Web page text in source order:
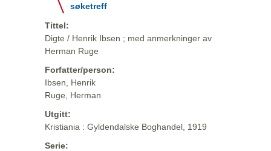
søketreff
Tittel:
Digte / Henrik Ibsen ; med anmerkninger av
Herman Ruge
Forfatter/person:
Ibsen, Henrik
Ruge, Herman
Utgitt:
Kristiania : Gyldendalske Boghandel, 1919
Serie: